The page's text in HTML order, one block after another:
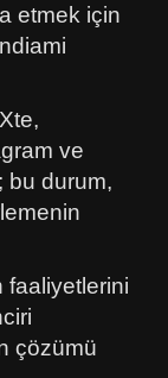
etmek için
ve
bu durum,
faaliyetlerini
çözümü